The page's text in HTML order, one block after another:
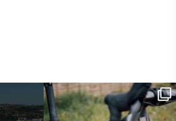
Kepler R è la gravel pensata per affrontare
lunghe...